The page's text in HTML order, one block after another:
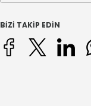
BIZI TAKIP EDIN